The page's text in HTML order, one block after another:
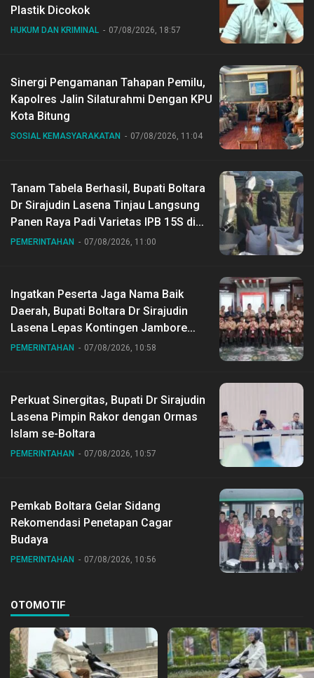
Plastik Dicokok
HUKUM DAN KRIMINAL 07/08/2026, 18:57
Sinergi Pengamanan Tahapan Pemilu,
Kapolres Jalin Silaturahmi Dengan KPU
Kota Bitung
SOSIAL KEMASYARAKATAN 07/08/2026, 11:04
Tanam Tabela Berhasil, Bupati Boltara
Dr Sirajudin Lasena Tinjau Langsung
Panen Raya Padi Varietas IPB 15S di
Desa Gihang
PEMERINTAHAN 07/08/2026, 11:00
Ingatkan Peserta Jaga Nama Baik
Daerah, Bupati Boltara Dr Sirajudin
Lasena Lepas Kontingen Jambore
Nasional ke XII di Buperta Cibubur
PEMERINTAHAN 07/08/2026, 10:58
Perkuat Sinergitas, Bupati Dr Sirajudin
Lasena Pimpin Rakor dengan Ormas
Islam se-Boltara
PEMERINTAHAN 07/08/2026, 10:57
Pemkab Boltara Gelar Sidang
Rekomendasi Penetapan Cagar
Budaya
PEMERINTAHAN 07/08/2026, 10:56
OTOMOTIF